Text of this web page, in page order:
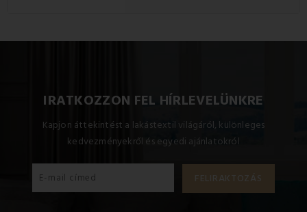
IRATKOZZON FEL HÍRLEVELÜNKRE
Kapjon áttekintést a lakástextil világáról, különleges
kedvezményekről és egyedi ajánlatokról